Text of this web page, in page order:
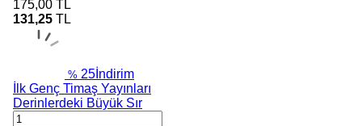
175,00 TL
131,25 TL
% 25 İndirim
İlk Genç Timaş Yayınları
Derinlerdeki Büyük Sır